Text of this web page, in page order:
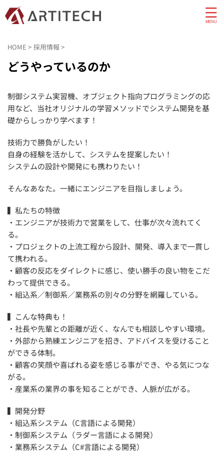
HOME > 採用情報 >
どうやっているのか
制御システム実習機、オブジェクト指向プログラミングの応
用など、当社オリジナルの学習メソッドでシステム開発を基
礎からしっかり学べます！
技術力で勝負がしたい！
自身の経験を活かして、システムを提案したい！
システムの設計や開発にも携わりたい！
そんなあなた。一緒にエンジニアを目指しましょう。
▍私たちの特徴
・エンジニアが技術力で営業をして、仕事が次々流れてく
る。
・プロジェクトの上流工程から設計、開発、導入まで一貫し
て携われる。
・顧客の反応をダイレクトに感じ、使い勝手の良い物をこだ
わって提供できる。
・組込系／制御系／業務系の別々の分野を網羅している。
▍こんな特典も！
・社長や先輩との距離が近く、なんでも相談しやすい環境。
・外部から熟練エンジニアを招き、アドバイスを受けること
ができる体制。
・顧客の笑顔や喜ばれる姿を感じる事ができ、やる気につな
がる。
・産業系の業界の事を知ることができ、人脈が広がる。
▍開発分野
・組込系システム（C言語による開発）
・制御系システム（ラダー言語による開発）
・業務系システム（C#言語による開発）